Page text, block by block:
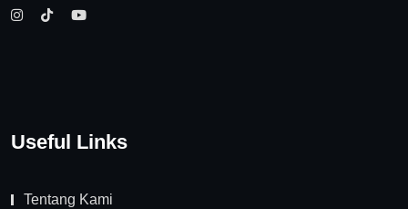
Useful Links
Tentang Kami